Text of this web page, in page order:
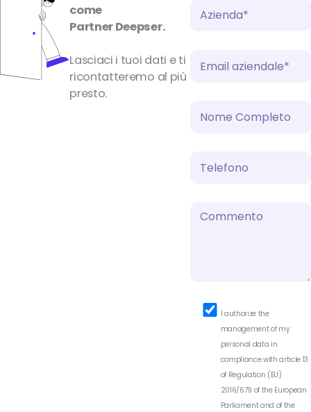
come
Partner Deepser.
Lasciaci i tuoi dati e ti
ricontatteremo al più
presto.
I authorize the
management of my
personal data in
compliance with article 13
of Regulation (EU)
2016/679 of the European
Parliament and of the